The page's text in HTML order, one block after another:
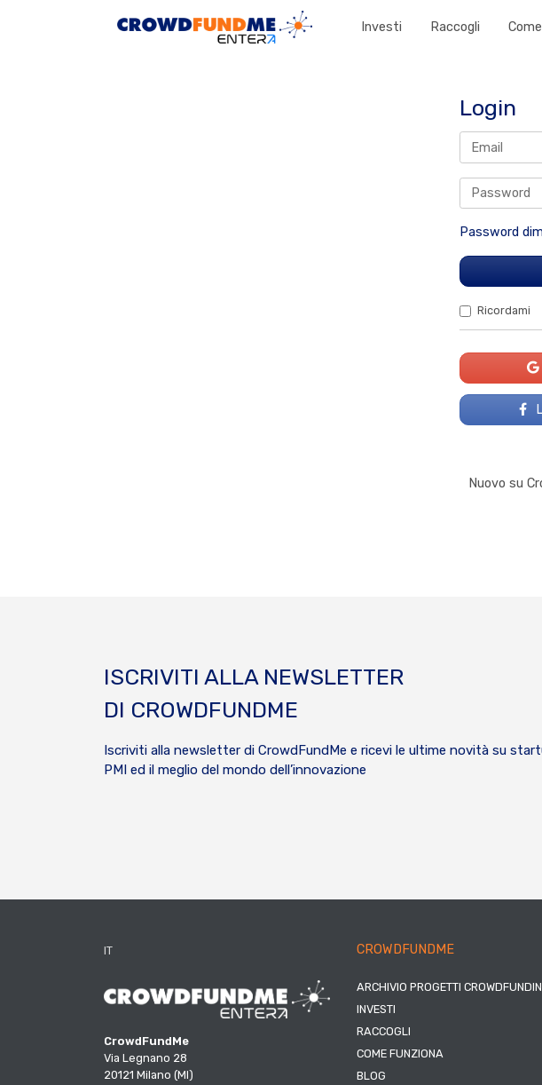
Investi Raccogli
Login
Password
Ricordami
Nuovo su
ISCRIVITI ALLA NEWSLETTER
DI CROWDFUNDME
Iscriviti alla newsletter di CrowdFundMe e ricevi le ultime novità su
PMI ed il meglio del mondo dell’innovazione
IT
CrowdFundMe
Via Legnano 28
20121 Milano (MI)
CROWDFUNDME
ARCHIVIO PROGETTI
INVESTI
RACCOGLI
COME FUNZIONA
BLOG